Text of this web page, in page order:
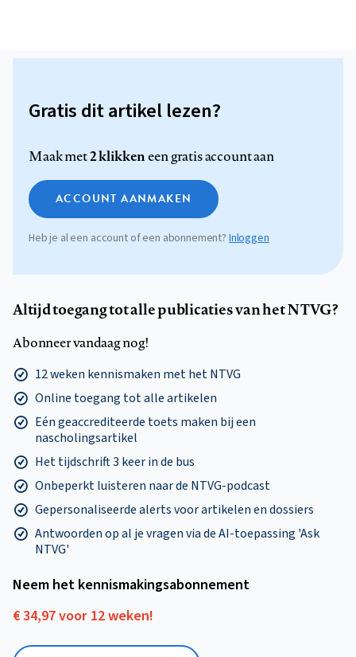
Gratis dit artikel lezen?
Maak met2 klikkeneen gratis account aan
ACCOUNT AANMAKEN
Heb je al een account of een abonnement? Inloggen
Altijd toegang tot alle publicaties van het NTVG?
Abonneer vandaag nog!
12 weken kennismaken met het NTVG
Online toegang tot alle artikelen
Eén geaccrediteerde toets maken bij een
nascholingsartikel
Het tijdschrift 3 keer in de bus
Onbeperkt luisteren naar de NTVG-podcast
Gepersonaliseerde alerts voor artikelen en dossiers
Antwoorden op al je vragen via de AI-toepassing 'Ask
NTVG'
Neem het kennismakings­abonnement
€ 34,97 voor 12 weken!